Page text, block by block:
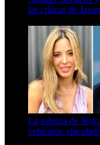
las críticas de
La sobrina de
vehículos